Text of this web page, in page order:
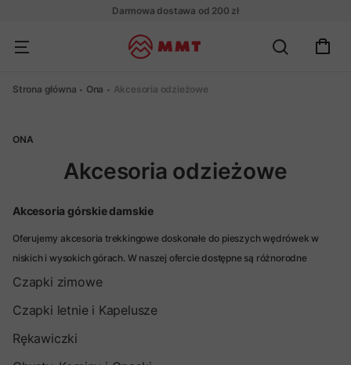
Darmowa dostawa od 200 zł
Strona główna Ona Akcesoria odzieżowe
ONA
Akcesoria odzieżowe
Akcesoria górskie damskie
Oferujemy akcesoria trekkingowe doskonałe do pieszych wędrówek w
niskich i wysokich górach. W naszej ofercie dostępne są różnorodne
akcesoria, które doskonale sprawdzą się na szlaku w każdych warunkach,
Czapki zimowe
Czapki letnie i Kapelusze
Rękawiczki